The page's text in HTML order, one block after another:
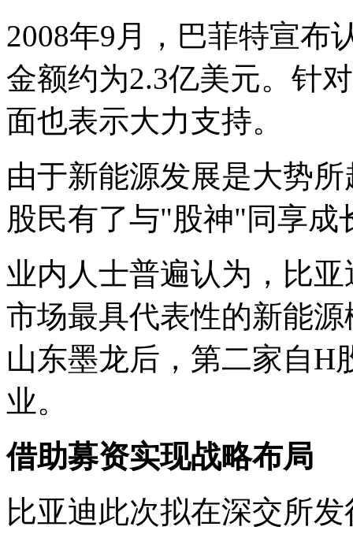
2008年9月，巴菲特宣布
金额约为2.3亿美元。针
面也表示大力支持。
由于新能源发展是大势
股民有了与"股神"同享成
业内人士普遍认为，比
市场最具代表性的新能
山东墨龙后，第二家自H
业。
借助募资实现战略布局
比亚迪此次拟在深交所